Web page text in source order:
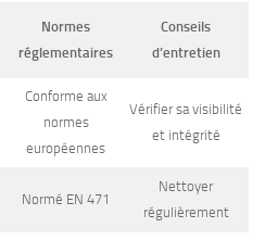
Normes
réglementaires
Conseils
d’entretien
Conforme aux
normes
européennes
Vérifier sa visibilité
et intégrité
Normé EN 471
Nettoyer
régulièrement